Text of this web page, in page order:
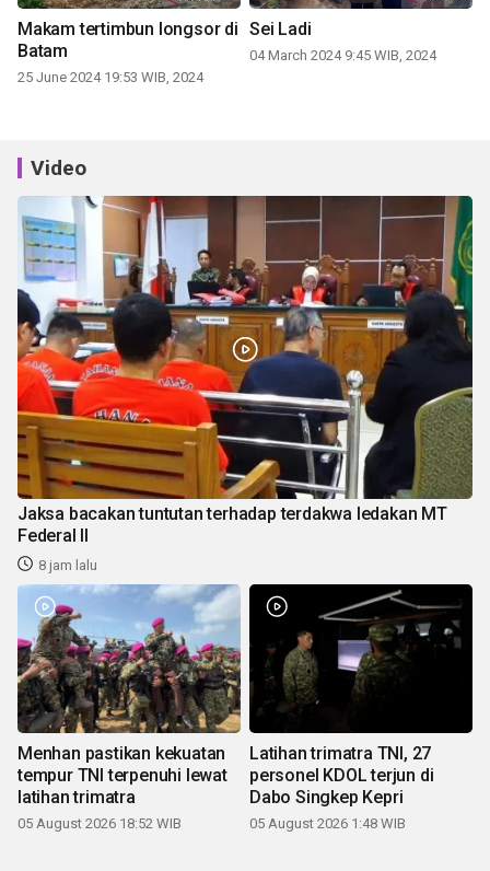
Makam tertimbun longsor di
Batam
25 June 2024 19:53 WIB, 2024
Sei Ladi
04 March 2024 9:45 WIB, 2024
Video
Jaksa bacakan tuntutan terhadap terdakwa ledakan MT
Federal II
8 jam lalu
Menhan pastikan kekuatan
tempur TNI terpenuhi lewat
latihan trimatra
05 August 2026 18:52 WIB
Latihan trimatra TNI, 27
personel KDOL terjun di
Dabo Singkep Kepri
05 August 2026 1:48 WIB